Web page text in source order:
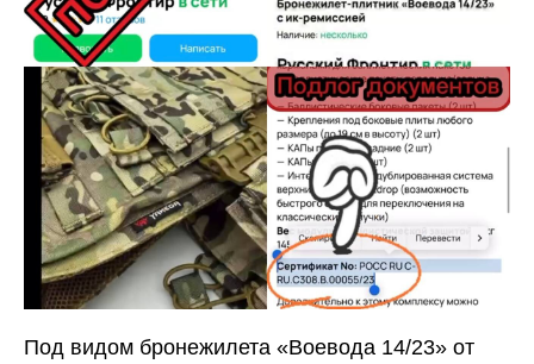
Под видом бронежилета «Воевода 14/23» от